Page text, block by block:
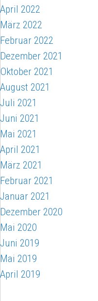
April 2022
März 2022
Februar 2022
Dezember 2021
Oktober 2021
August 2021
Juli 2021
Juni 2021
Mai 2021
April 2021
März 2021
Februar 2021
Januar 2021
Dezember 2020
Mai 2020
Juni 2019
Mai 2019
April 2019